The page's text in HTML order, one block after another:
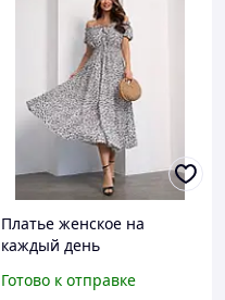
Платье женское на
каждый день
Готово к отправке